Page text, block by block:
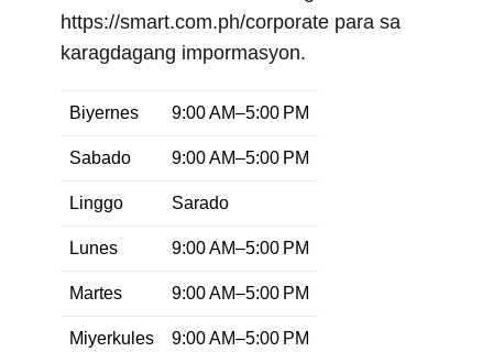
https://smart.com.ph/corporate para sa
karagdagang impormasyon.
Biyernes 9:00 AM–5:00 PM
Sabado 9:00 AM–5:00 PM
Linggo Sarado
Lunes 9:00 AM–5:00 PM
Martes 9:00 AM–5:00 PM
Miyerkules 9:00 AM–5:00 PM